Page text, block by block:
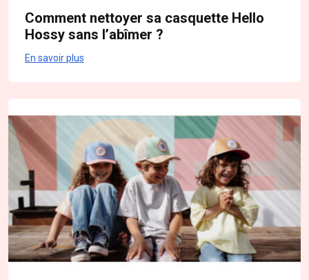
Comment nettoyer sa casquette Hello
Hossy sans l’abîmer ?
En savoir plus